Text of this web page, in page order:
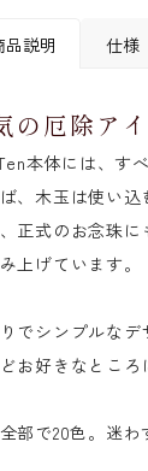
品説明 仕様
の厄除ア
本体には、す
、木玉は使い
正式のお念珠
上げています。
でシンプルな
お好きなところ
部で20色。迷わ
素材
主玉サイズ
全体サイズ
房色